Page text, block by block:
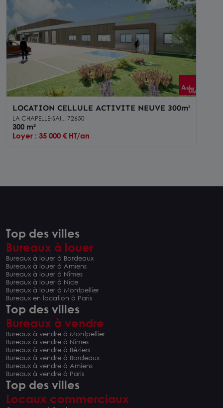
LOCATION CELLULE ACTIVITE NEUVE 300m²
LA CHAPELLE-SAI... 72650
300 m²
Loyer : 35 000 € HT/an
Top des villes
Bureaux à louer
Bureaux à louer à Bordeaux
Bureaux à louer à Amiens
Bureaux à louer à Nîmes
Bureaux à louer à Nice
Bureaux à louer à Montpellier
Bureaux en location à Paris
Top des villes
Bureaux à vendre
Bureaux à vendre à Montpellier
Bureaux à vendre à Nîmes
Bureaux à vendre à Béziers
Bureaux à vendre à Bordeaux
Bureaux à vendre à Amiens
Bureaux à vendre à Paris
Top des villes
Locaux commerciaux